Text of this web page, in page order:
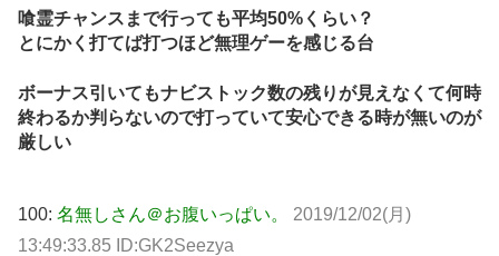
喰霊チャンスまで行っても平均50%くらい？
とにかく打てば打つほど無理ゲーを感じる台
ボーナス引いてもナビストック数の残りが見えなくて何時
終わるか判らないので打っていて安心できる時が無いのが
厳しい
100: 名無しさん＠お腹いっぱい。
2019/12/02(月)
13:49:33.85 ID:GK2Seezya